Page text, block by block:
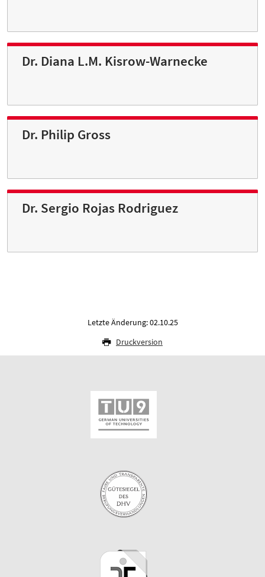
Dr. Diana L.M. Kisrow-Warnecke
Dr. Philip Gross
Dr. Sergio Rojas Rodriguez
Letzte Änderung: 02.10.25
Druckversion